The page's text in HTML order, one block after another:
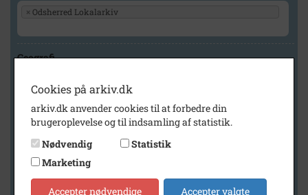
× Odsherred Lokalarkiv
Geografi
Generelt
Vis kun med billeder
Vis kun med filmklip
Vis kun med lydklip
Cookies på arkiv.dk
arkiv.dk anvender cookies til at forbedre din
brugeroplevelse og til indsamling af statistik.
Nødvendig
Statistik
Marketing
Accepter nødvendige Accepter valgte